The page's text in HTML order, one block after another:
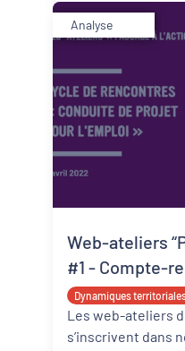
Analyse
Dynamiques
Web-ateliers
#1 - Compte-
2022
Les web-ateliers
s’inscrivent dans